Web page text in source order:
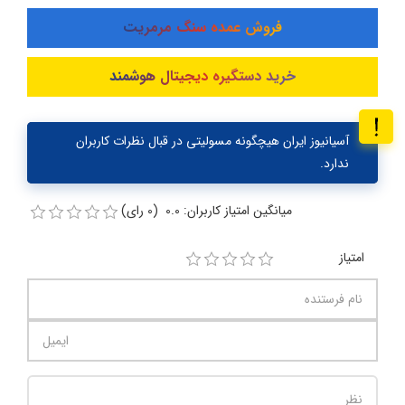
فروش عمده سنگ مرمریت
خرید دستگیره دیجیتال هوشمند
آسیانیوز ایران هیچگونه مسولیتی در قبال نظرات کاربران
ندارد.
میانگین امتیاز کاربران: 0.0 (0 رای)
امتیاز